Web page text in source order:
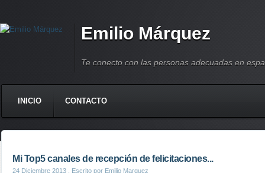
Emilio Márquez
Te conecto con las personas adecuadas en
INICIO CONTACTO
Mi Top5 canales de recepción de felicitaciones...
24 Diciembre 2013 , Escrito por Emilio Marquez